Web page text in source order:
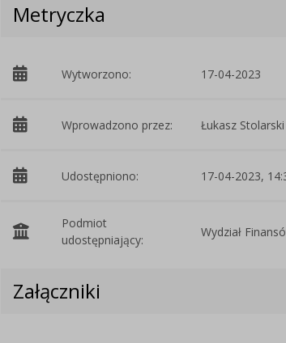
Metryczka
Wytworzono: 17-04-2023
Wprowadzono przez: Łukasz Stolarski
Udostępniono: 17-04-2023,
Podmiot
udostępniający:
Wydział
Załączniki